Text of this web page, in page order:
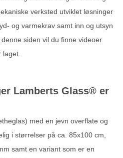
verksted utviklet løsninger
og varmekrav samt inn og utsyn
siden vil du finne videoer
Lamberts Glass® er
med en jevn overflate og
i størrelser på ca. 85x100 cm,
samt en variant som er en